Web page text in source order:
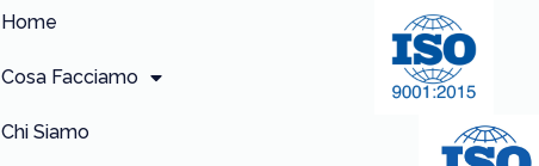
Home
Cosa Facciamo
Chi Siamo